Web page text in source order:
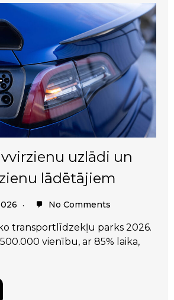
uzlādi un
lādētājiem
No Comments
transportlīdzekļu parks 2026.
vienību, ar 85% laika,